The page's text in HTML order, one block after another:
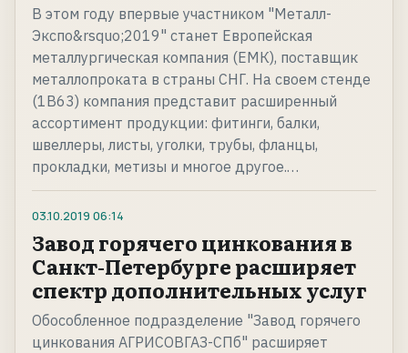
В этом году впервые участником "Металл-
Экспо&rsquo;2019" станет Европейская
металлургическая компания (ЕМК), поставщик
металлопроката в страны СНГ. На своем стенде
(1В63) компания представит расширенный
ассортимент продукции: фитинги, балки,
швеллеры, листы, уголки, трубы, фланцы,
прокладки, метизы и многое другое.…
03.10.2019 06:14
Завод горячего цинкования в
Санкт-Петербурге расширяет
спектр дополнительных услуг
Обособленное подразделение "Завод горячего
цинкования АГРИСОВГАЗ-СПб" расширяет